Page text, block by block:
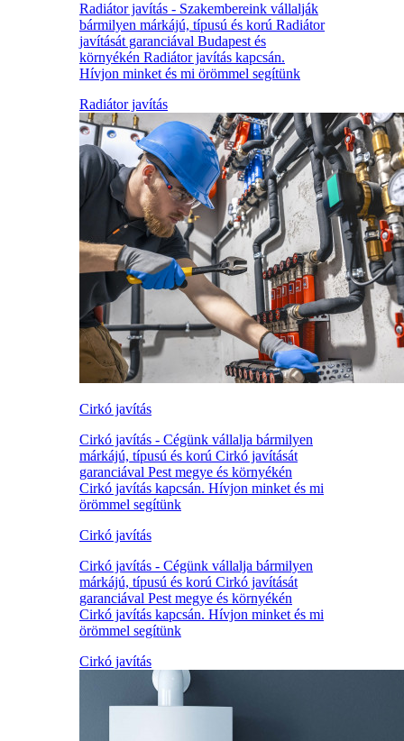
Radiátor javítás - Szakembereink vállalják
bármilyen márkájú, típusú és korú Radiátor
javítását garanciával Budapest és
környékén Radiátor javítás kapcsán.
Hívjon minket és mi örömmel segítünk
Radiátor javítás
Cirkó javítás
Cirkó javítás - Cégünk vállalja bármilyen
márkájú, típusú és korú Cirkó javítását
garanciával Pest megye és környékén
Cirkó javítás kapcsán. Hívjon minket és mi
örömmel segítünk
Cirkó javítás
Cirkó javítás - Cégünk vállalja bármilyen
márkájú, típusú és korú Cirkó javítását
garanciával Pest megye és környékén
Cirkó javítás kapcsán. Hívjon minket és mi
örömmel segítünk
Cirkó javítás